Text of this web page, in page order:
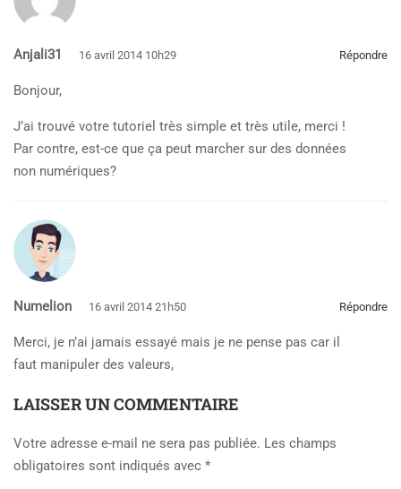
Anjali31 16 avril 2014 10h29 Répondre
Bonjour,
J’ai trouvé votre tutoriel très simple et très utile, merci !
Par contre, est-ce que ça peut marcher sur des données
non numériques?
Numelion 16 avril 2014 21h50 Répondre
Merci, je n’ai jamais essayé mais je ne pense pas car il
faut manipuler des valeurs,
LAISSER UN COMMENTAIRE
Votre adresse e-mail ne sera pas publiée. Les champs
obligatoires sont indiqués avec *